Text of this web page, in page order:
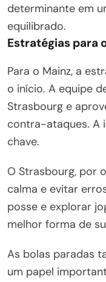
determinante em
equilibrado.
Estratégias para
Para o Mainz, a
o início. A equipe
Strasbourg e
contra-ataques. A
chave.
O Strasbourg, por
calma e evitar
posse e explorar
melhor forma de
As bolas paradas
um papel